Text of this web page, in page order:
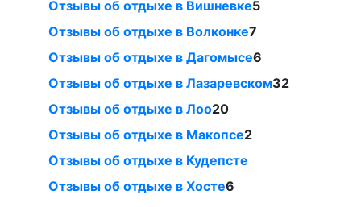
Отзывы об отдыхе в Вишневке5
Отзывы об отдыхе в Волконке7
Отзывы об отдыхе в Дагомысе6
Отзывы об отдыхе в Лазаревском32
Отзывы об отдыхе в Лоо20
Отзывы об отдыхе в Макопсе2
Отзывы об отдыхе в Кудепсте
Отзывы об отдыхе в Хосте6